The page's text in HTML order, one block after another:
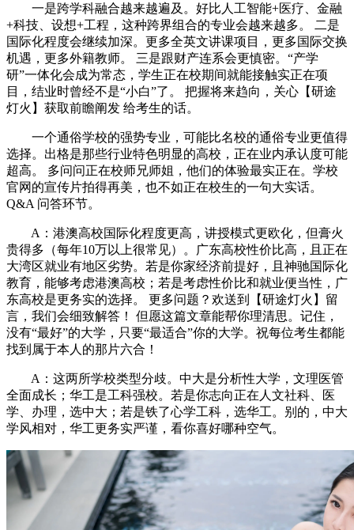
一是跨学科融合越来越遍及。好比人工智能+医疗、金融
+科技、设想+工程，这种跨界组合的专业会越来越多。 二是
国际化程度会继续加深。更多全英文讲课项目，更多国际交换
机遇，更多外籍教师。 三是跟财产连系会更慎密。“产学
研”一体化会成为常态，学生正在校期间就能接触实正在项
目，结业时曾经不是“小白”了。 把握将来趋向，关心【研途
灯火】获取前瞻阐发 给考生的话。
一个通俗学校的强势专业，可能比名校的通俗专业更值得
选择。出格是那些行业特色明显的高校，正在业内承认度可能
超高。 多问问正在校师兄师姐，他们的体验最实正在。学校
官网的宣传片拍得再美，也不如正在校生的一句大实话。
Q&A 问答环节。
A：港澳高校国际化程度更高，讲授模式更欧化，但膏火
贵得多（每年10万以上很常见）。广东高校性价比高，且正在
大湾区就业有地区劣势。若是你家经济前提好，且神驰国际化
教育，能够考虑港澳高校；若是考虑性价比和就业便当性，广
东高校是更务实的选择。 更多问题？欢送到【研途灯火】留
言，我们会细致解答！ 但愿这篇文章能帮你理清思。记住，
没有“最好”的大学，只要“最适合”你的大学。祝每位考生都能
找到属于本人的那片六合！
A：这两所学校类型分歧。中大是分析性大学，文理医管
全面成长；华工是工科强校。若是你志向正在人文社科、医
学、办理，选中大；若是铁了心学工科，选华工。别的，中大
学风相对，华工更务实严谨，看你喜好哪种空气。